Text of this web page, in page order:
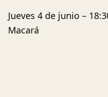
Jueves 4 de junio –
Macará